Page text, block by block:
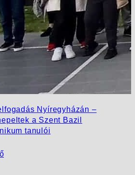
Nyíregyházán –
a Szent Bazil
tanulói